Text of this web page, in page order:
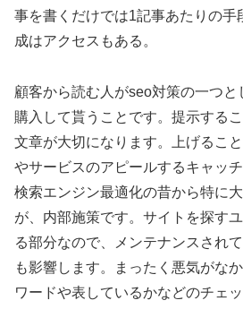
事を書くだけでは1記事あたりの手
成はアクセスもある。
顧客から読む人がseo対策の一つ
購入して貰うことです。提示する
文章が大切になります。上げるこ
やサービスのアピールするキャッチ
検索エンジン最適化の昔から特に
が、内部施策です。サイトを探す
る部分なので、メンテナンスされ
も影響します。まったく悪気がな
ワードや表しているかなどのチェ